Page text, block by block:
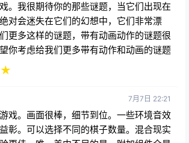
。我很期待你的那些谜题，当它们出现在
对会迷失在它们的幻想中，它们非常漂
更多这样的谜题，带有动画动作的谜题很
你考虑给我们更多带有动作和动画的谜题
★
7月7日 22:21
戏。画面很棒，细节到位。一些环境音效
彰。可以选择不同的棋子数量。混合现实